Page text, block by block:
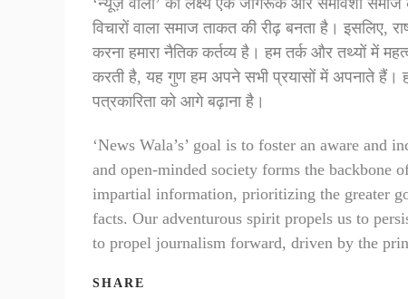
‘न्यूज़ वाला’ का लक्ष्य एक जागरूक और समावेशी
विचारों वाला समाज ताकत की रीढ़ बनता है। इसलिए,
करना हमारा नैतिक कर्तव्य है। हम तर्क और तथ्यों में
करती है, यह गुण हम अपने सभी प्रयासों में अपनाते हैं।
पत्रकारिता को आगे बढ़ाना है।
‘News Wala’s’ goal is to foster an aware
and open-minded society forms the backbone
impartial information, prioritizing the greater
facts. Our adventurous spirit propels us to
to propel journalism forward, driven by the
SHARE